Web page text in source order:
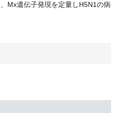
Mx遺伝子発現を定量しH5N1の病